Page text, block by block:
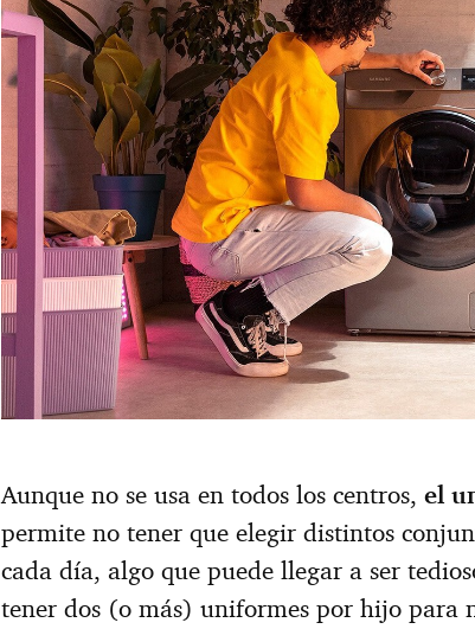
Aunque no se usa en todos los centros, el
permite no tener que elegir distintos
cada día, algo que puede llegar a ser
tener dos (o más) uniformes por hijo para